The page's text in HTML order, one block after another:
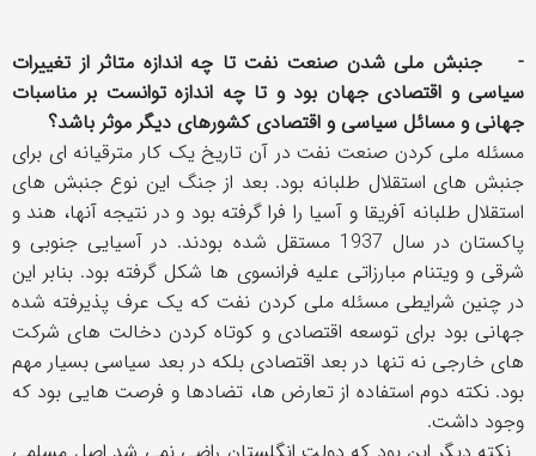
- جنبش ملی شدن صنعت نفت تا چه اندازه متاثر از تغییرات
سیاسی و اقتصادی جهان بود و تا چه اندازه توانست بر مناسبات
جهانی و مسائل سیاسی و اقتصادی کشورهای دیگر موثر باشد؟
مسئله ملی کردن صنعت نفت در آن تاریخ یک کار مترقیانه ای برای
جنبش های استقلال طلبانه بود. بعد از جنگ این نوع جنبش های
استقلال طلبانه آفریقا و آسیا را فرا گرفته بود و در نتیجه آنها، هند و
پاکستان در سال 1937 مستقل شده بودند. در آسیایی جنوبی و
شرقی و ویتنام مبارزاتی علیه فرانسوی ها شکل گرفته بود. بنابر این
در چنین شرایطی مسئله ملی کردن نفت که یک عرف پذیرفته شده
جهانی بود برای توسعه اقتصادی و کوتاه کردن دخالت های شرکت
های خارجی نه تنها در بعد اقتصادی بلکه در بعد سیاسی بسیار مهم
بود. نکته دوم استفاده از تعارض ها، تضادها و فرصت هایی بود که
وجود داشت.